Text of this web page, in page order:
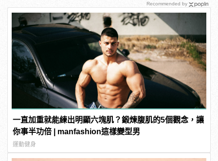
一直加重就能練出明顯六塊肌？鍛煉腹肌的5個觀念，讓
你事半功倍 | manfashion這樣變型男
運動健身
Recommended by